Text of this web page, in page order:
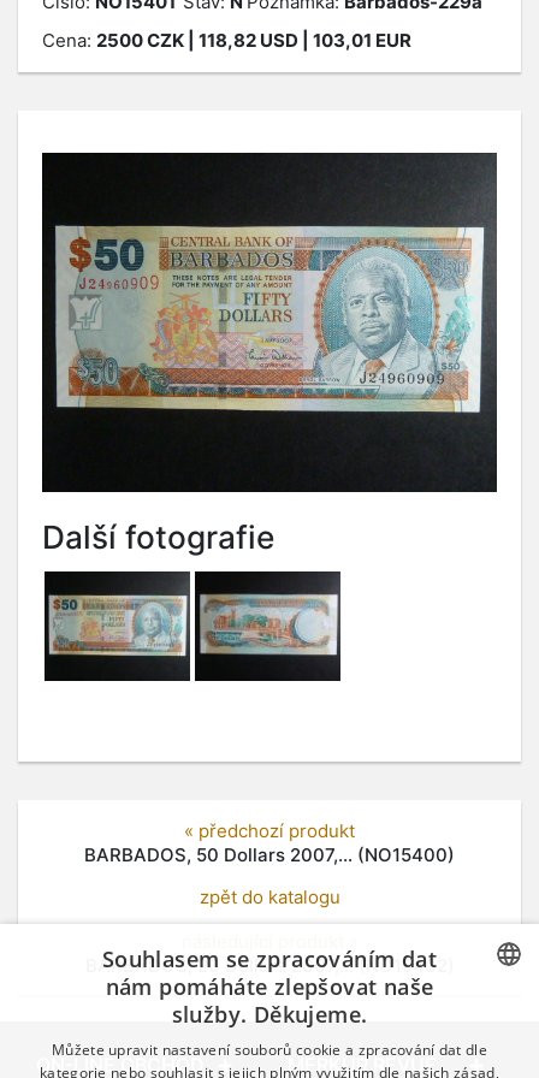
Cena: 2500CZK | 118,82 USD | 103,01 EUR
Další fotografie
« předchozí produkt
BARBADOS, 50 Dollars 2007,... (NO15400)
zpět do katalogu
BARBADOS, 20 Dollars 2007,... (NO15402)
ON-LINE OBCHOD MERKUR REVUE GERMAN
Souhlasem se zpracováním dat
nám pomáháte zlepšovat naše
služby. Děkujeme.
Můžete upravit nastavení souborů cookie a zpracování dat dle
kategorie nebo souhlasit s jejich plným využitím dle našich zásad,